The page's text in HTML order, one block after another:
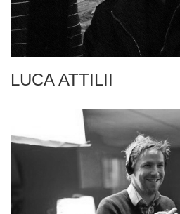
LUCA ATTILII